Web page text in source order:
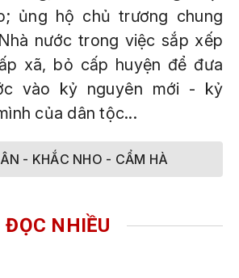
ủng hộ chủ trương chung
nước trong việc sắp xếp
xã, bỏ cấp huyện để đưa
vào kỷ nguyên mới - kỷ
của dân tộc...
- KHẮC NHO - CẨM HÀ
ĐỌC NHIỀU